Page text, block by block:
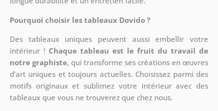
Pourquoi choisir les tableaux Dovido ?
Des tableaux uniques peuvent aussi embellir votre
intérieur ! Chaque tableau est le fruit du travail de
notre graphiste, qui transforme ses créations en œuvres
d’art uniques et toujours actuelles. Choisissez parmi des
motifs originaux et sublimez votre intérieur avec des
tableaux que vous ne trouverez que chez nous.